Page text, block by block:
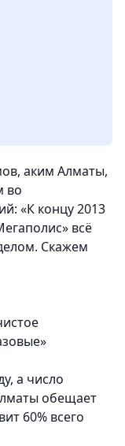
аким Алматы,
во
«К концу 2013
всё
Скажем
а число
обещает
60% всего